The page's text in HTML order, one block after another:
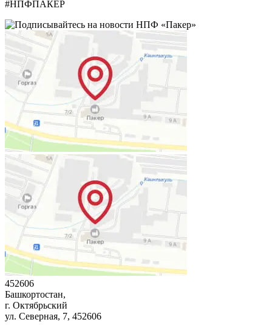
#НПФПАКЕР
452606
Башкортостан,
г. Октябрьский
ул. Северная, 7, 452606